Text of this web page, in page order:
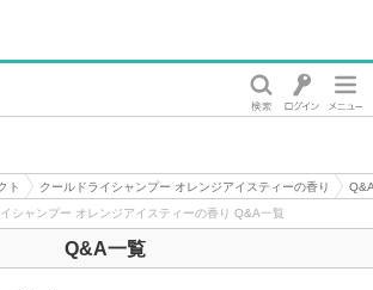
ト クールドライシャンプー オレンジアイスティーの香り
シャンプー オレンジアイスティーの香り Q&A一覧
Q&A一覧